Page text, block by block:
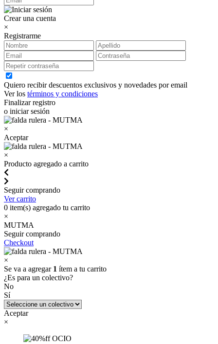
Crear una cuenta
×
Registrarme
Quiero recibir descuentos exclusivos y novedades por email
Ver los términos y condiciones
Finalizar registro
o iniciar sesión
×
Aceptar
×
Producto agregado a carrito
Seguir comprando
Ver carrito
0 item(s) agregado tu carrito
×
MUTMA
Seguir comprando
Checkout
×
Se va a agregar 1 ítem a tu carrito
¿Es para un colectivo?
No
Sí
Aceptar
×